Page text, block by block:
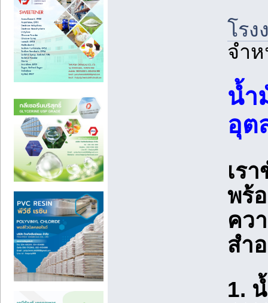
โรง
จำ
น้ำ
อุต
เร
พร้
คว
สำ
1.